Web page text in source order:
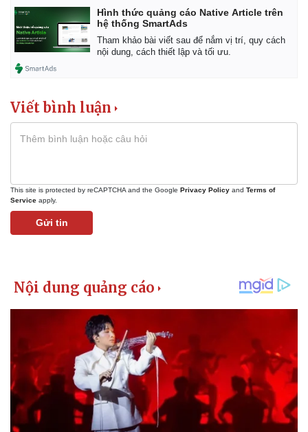
Kinh tế
Bất động sản
Khởi nghiệp
Thị trường
Giá vàng
Tiêu dùng
Hình thức quảng cáo Native Article trên
hệ thống SmartAds
Tham khảo bài viết sau để nắm vị trí, quy cách
nội dung, cách thiết lập và tối ưu.
Viết bình luận
This site is protected by reCAPTCHA and the Google Privacy Policy and Terms of
Service apply.
Gửi tin